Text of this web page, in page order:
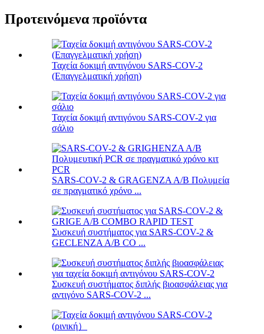
Προτεινόμενα προϊόντα
Ταχεία δοκιμή αντιγόνου SARS-COV-2
(Επαγγελματική χρήση)
Ταχεία δοκιμή αντιγόνου SARS-COV-2 για
σάλιο
SARS-COV-2 & GRAGENZA A/B Πολυμεία
σε πραγματικό χρόνο ...
Συσκευή συστήματος για SARS-COV-2 &
GECLENZA A/B CO ...
Συσκευή συστήματος διπλής βιοασφάλειας για
αντιγόνο SARS-COV-2 ...